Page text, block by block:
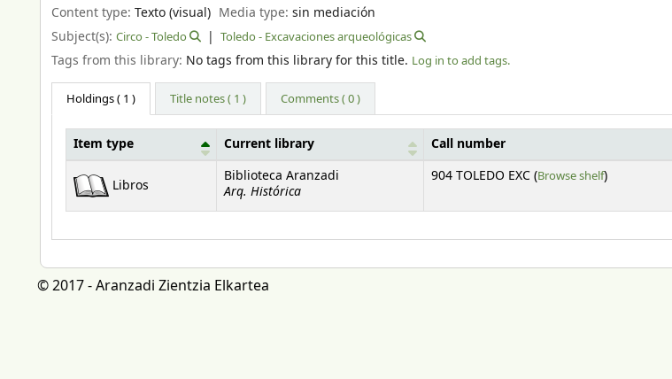
Content type: Texto (visual) Media type:sin mediación
Subject(s): Circo - Toledo Toledo - Excavaciones arqueológicas
Tags from this library: No tags from this library for this title. Log in to add tags.
Holdings( 1 ) Title notes ( 1 ) Comments ( 0 )
Item type Current library Call number
Libros
Biblioteca Aranzadi
Arq. Histórica
904 TOLEDO EXC (Browse shelf(Opens below)
)
© 2017 - Aranzadi Zientzia Elkartea